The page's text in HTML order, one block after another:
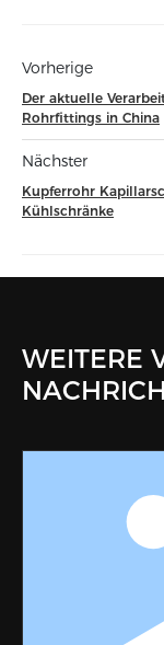
Vorherige
Der aktuelle
Rohrfittings in China
Nächster
Kupferrohr
Kühlschränke
WEITERE